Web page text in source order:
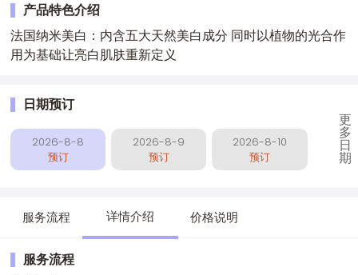
产品特色介绍
法国纳米美白：内含五大天然美白成分 同时以植物的光合作
用为基础让亮白肌肤重新定义
日期预订
2026-8-8
预订
2026-8-9
预订
2026-8-10
预订
更
多
日
期
服务流程 详情介绍 价格说明
服务流程